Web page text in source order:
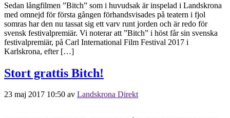
Sedan långfilmen ”Bitch” som i huvudsak är inspelad i Landskrona
med omnejd för första gången förhandsvisades på teatern i fjol
somras har den nu tassat sig ett varv runt jorden och är redo för
svensk festivalpremiär. Vi noterar att ”Bitch” i höst får sin svenska
festivalpremiär, på Carl International Film Festival 2017 i
Karlskrona, efter […]
Stort grattis Bitch!
23 maj 2017 10:50 av Landskrona Direkt